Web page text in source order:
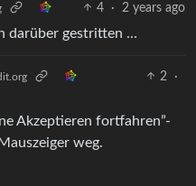
4 · 2 years ago
darüber gestritten …
2
·
Akzeptieren fortfahren”-
weg.